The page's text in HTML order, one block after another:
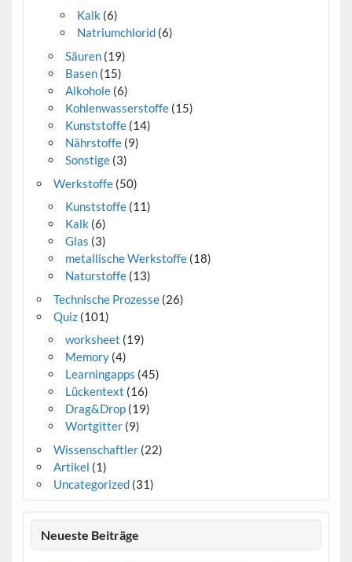
Kalk (6)
Natriumchlorid (6)
Säuren(19)
Basen(15)
Alkohole(6)
Kohlenwasserstoffe(15)
Kunststoffe(14)
Nährstoffe(9)
Sonstige(3)
Werkstoffe(50)
Kunststoffe(11)
Kalk (6)
Glas (3)
metallische Werkstoffe(18)
Naturstoffe(13)
Technische Prozesse(26)
Quiz(101)
worksheet (19)
Memory(4)
Learningapps (45)
Lückentext (16)
Drag&Drop(19)
Wortgitter(9)
Wissenschaftler(22)
Artikel (1)
Uncategorized(31)
Neueste Beiträge